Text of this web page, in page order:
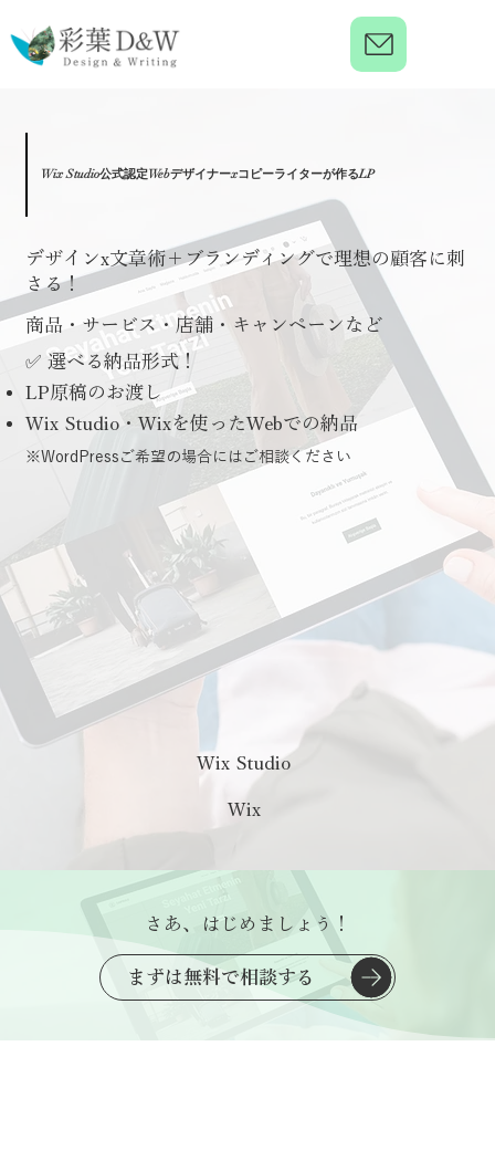
Wix Studio公式認定Webデザイナーxコピーライターが作るLP
Wix Studio
Wix
​デザインx文章術＋ブランディングで理想の顧客に刺
さる！
商品・サービス・店舗・キャンペーンなど
✅ 選べる納品形式！
LP原稿のお渡し
Wix Studio・Wixを使ったWebでの納品
※WordPressご希望の場合にはご相談ください
さあ、はじめましょう！
まずは無料で相談する